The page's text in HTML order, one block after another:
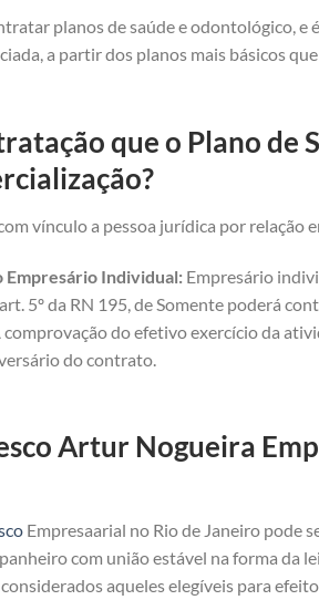
planos de saúde e odontológico,
a partir dos planos mais básicos
que o Plano
vínculo a pessoa jurídica por relação
Empresário Individual: Empresário
5º da RN 195, de Somente poderá
comprovação do efetivo exercício da
do contrato.
Artur Nogueira
Empresaarial no Rio de Janeiro pode
com união estável na forma da
aqueles elegíveis para